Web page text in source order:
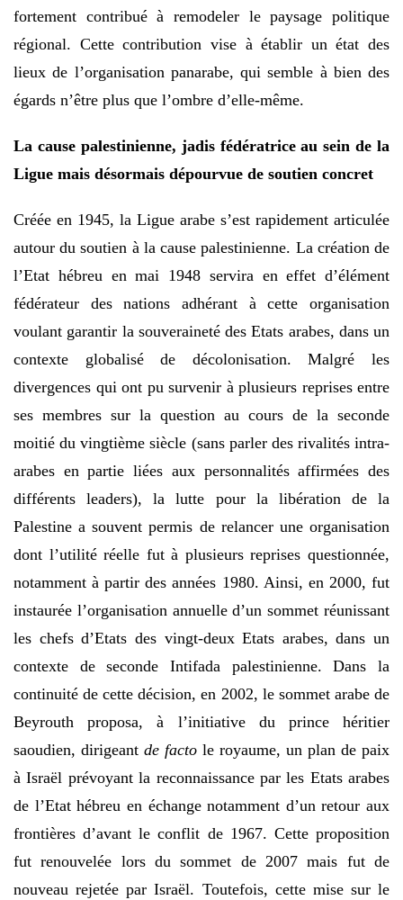
fortement contribué à remodeler le paysage politique
régional. Cette contribution vise à établir un état des
lieux de l’organisation panarabe, qui semble à bien des
égards n’être plus que l’ombre d’elle-même.
La cause palestinienne, jadis fédératrice au sein de la
Ligue mais désormais dépourvue de soutien concret
Créée en 1945, la Ligue arabe s’est rapidement articulée
autour du soutien à la cause palestinienne. La création de
l’Etat hébreu en mai 1948 servira en effet d’élément
fédérateur des nations adhérant à cette organisation
voulant garantir la souveraineté des Etats arabes, dans un
contexte globalisé de décolonisation. Malgré les
divergences qui ont pu survenir à plusieurs reprises entre
ses membres sur la question au cours de la seconde
moitié du vingtième siècle (sans parler des rivalités intra-
arabes en partie liées aux personnalités affirmées des
différents leaders), la lutte pour la libération de la
Palestine a souvent permis de relancer une organisation
dont l’utilité réelle fut à plusieurs reprises questionnée,
notamment à partir des années 1980. Ainsi, en 2000, fut
instaurée l’organisation annuelle d’un sommet réunissant
les chefs d’Etats des vingt-deux Etats arabes, dans un
contexte de seconde Intifada palestinienne. Dans la
continuité de cette décision, en 2002, le sommet arabe de
Beyrouth proposa, à l’initiative du prince héritier
saoudien, dirigeant de facto le royaume, un plan de paix
à Israël prévoyant la reconnaissance par les Etats arabes
de l’Etat hébreu en échange notamment d’un retour aux
frontières d’avant le conflit de 1967. Cette proposition
fut renouvelée lors du sommet de 2007 mais fut de
nouveau rejetée par Israël. Toutefois, cette mise sur le